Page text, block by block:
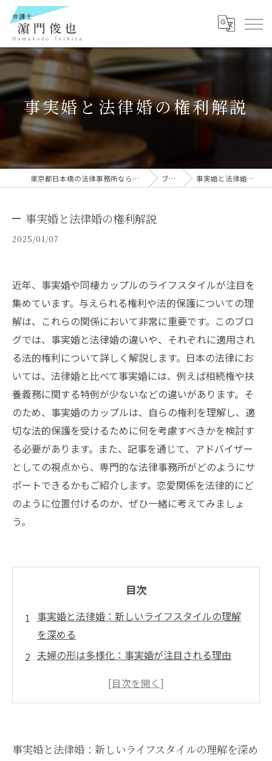
事実婚と法律婚の権利解説
東京都日本橋の法律事務所なら弁護士 濵門俊也 ブログ 事実婚と法律婚の権利解説
事実婚と法律婚の権利解説
2025/01/07
近年、事実婚や同棲カップルのライフスタイルが注目を
集めています。与えられる権利や法的保護についての理
解は、これらの関係において非常に重要です。このブロ
グでは、事実婚と法律婚の違いや、それぞれに適用され
る法的権利について詳しく解説します。日本の法律にお
いては、法律婚と比べて事実婚には、例えば相続権や扶
養義務に関する特例が少ないなどの違いがあります。そ
のため、事実婚のカップルは、自らの権利を理解し、適
切な法的保護を受けるために何を考慮すべきかを検討す
る必要があります。また、記事を通じて、アドバイザー
としての視点から、専門的な法律事務所がどのようにサ
ポートできるかもご紹介します。恋愛関係を法律的にど
のように位置付けるのか、ぜひ一緒に考えてみましょ
う。
目次
事実婚と法律婚：新しいライフスタイルの理解
を深める
夫婦の形は多様化：事実婚が注目される理由
法律婚との違い：事実婚における権利と保護の
事実婚でも安心！法律事務所が提供するサポー
事実婚と法律婚：新しいライフスタイルの理解を深め